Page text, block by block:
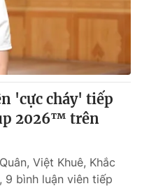
'cực cháy' tiếp
2026™ trên
Việt Khuê, Khắc
9 bình luận viên tiếp